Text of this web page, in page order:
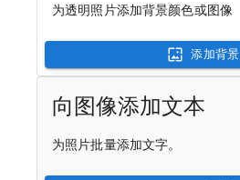
为透明照片添加背景颜色或图像
添加背景
向图像添加文本
为照片批量添加文字。